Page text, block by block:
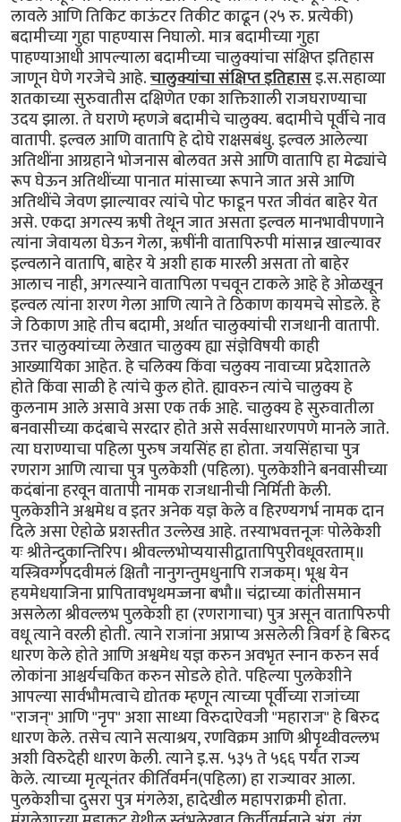
लावले आणि तिकिट काऊंटर तिकीट काढून (२५ रु. प्रत्येकी)
बदामीच्या गुहा पाहण्यास निघालो. मात्र बदामीच्या गुहा
पाहण्याआधी आपल्याला बदामीच्या चालुक्यांचा संक्षिप्त इतिहास
जाणून घेणे गरजेचे आहे.चालुक्यांचा संक्षिप्त इतिहासइ.स.सहाव्या
शतकाच्या सुरुवातीस दक्षिणेत एका शक्तिशाली राजघराण्याचा
उदय झाला. ते घराणे म्हणजे बदामीचे चालुक्य. बदामीचे पूर्वीचे नाव
वातापी. इल्वल आणि वातापि हे दोघे राक्षसबंधु. इल्वल आलेल्या
अतिथींना आग्रहाने भोजनास बोलवत असे आणि वातापि हा मेढ्यांचे
रूप घेऊन अतिथींच्या पानात मांसाच्या रूपाने जात असे आणि
अतिथींचे जेवण झाल्यावर त्यांचे पोट फाडून परत जीवंत बाहेर येत
असे. एकदा अगत्स्य ऋषी तेथून जात असता इल्वल मानभावीपणाने
त्यांना जेवायला घेऊन गेला, ऋषींनी वातापिरुपी मांसान्न खाल्यावर
इल्वलाने वातापि, बाहेर ये अशी हाक मारली असता तो बाहेर
आलाच नाही, अगत्स्याने वातापिला पचवून टाकले आहे हे ओळखून
इल्वल त्यांना शरण गेला आणि त्याने ते ठिकाण कायमचे सोडले. हे
जे ठिकाण आहे तीच बदामी, अर्थात चालुक्यांची राजधानी वातापी.
उत्तर चालुक्यांच्या लेखात चालुक्य ह्या संज्ञेविषयी काही
आख्यायिका आहेत. हे चलिक्य किंवा चलुक्य नावाच्या प्रदेशातले
होते किंवा साळी हे त्यांचे कुल होते. ह्यावरुन त्यांचे चालुक्य हे
कुलनाम आले असावे असा एक तर्क आहे. चालुक्य हे सुरुवातीला
बनवासीच्या कदंबाचे सरदार होते असे सर्वसाधारणपणे मानले जाते.
त्या घराण्याचा पहिला पुरुष जयसिंह हा होता. जयसिंहाचा पुत्र
रणराग आणि त्याचा पुत्र पुलकेशी (पहिला). पुलकेशीने बनवासीच्या
कदंबांना हरवून वातापी नामक राजधानीची निर्मिती केली.
पुलकेशीने अश्वमेध व इतर अनेक यज्ञ केले व हिरण्यगर्भ नामक दान
दिले असा ऐहोळे प्रशस्तीत उल्लेख आहे. तस्याभवत्तनूजः पोलेकेशी
यः श्रीतेन्दुकान्तिरिप। श्रीवल्लभोप्ययासीद्वातापिपुरीवधूवरताम्॥
यस्त्रिवर्ग्गपदवीमलं क्षितौ नानुगन्तुमधुनापि राजकम्। भूश्व येन
हयमेधयाजिना प्रापितावभृथमज्जना बभौ॥ चंद्राच्या कांतीसमान
असलेला श्रीवल्लभ पुलकेशी हा (रणरागाचा) पुत्र असून वातापिरुपी
वधू त्याने वरली होती. त्याने राजांना अप्राप्य असलेली त्रिवर्ग हे बिरुद
धारण केले होते आणि अश्वमेध यज्ञ करुन अवभृत स्नान करुन सर्व
लोकांना आश्चर्यचकित करुन सोडले होते. पहिल्या पुलकेशीने
आपल्या सार्वभौमत्वाचे द्योतक म्हणून त्याच्या पूर्वीच्या राजांच्या
"राजन्" आणि "नृप" अशा साध्या विरुदाऐवजी "महाराज" हे बिरुद
धारण केले. तसेच त्याने सत्याश्रय, रणविक्रम आणि श्रीपृथ्वीवल्लभ
अशी विरुदेही धारण केली. त्याने इ.स. ५३५ ते ५६६ पर्यंत राज्य
केले. त्याच्या मृत्यूनंतर कीर्तिवर्मन(पहिला) हा राज्यावर आला.
पुलकेशीचा दुसरा पुत्र मंगलेश, हादेखील महापराक्रमी होता.